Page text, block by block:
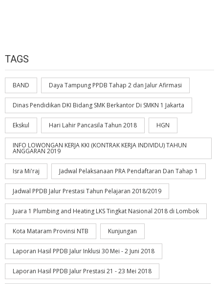
TAGS
BAND Daya Tampung PPDB Tahap 2 dan Jalur Afirmasi
Dinas Pendidikan DKI Bidang SMK Berkantor Di SMKN 1 Jakarta
Ekskul Hari Lahir Pancasila Tahun 2018 HGN
INFO LOWONGAN KERJA KKI (KONTRAK KERJA INDIVIDU) TAHUN
ANGGARAN 2019
Isra Mi'raj Jadwal Pelaksanaan PRA Pendaftaran Dan Tahap 1
Jadwal PPDB Jalur Prestasi Tahun Pelajaran 2018/2019
Juara 1 Plumbing and Heating LKS Tingkat Nasional 2018 di Lombok
Kota Mataram Provinsi NTB Kunjungan
Laporan Hasil PPDB Jalur Inklusi 30 Mei - 2 Juni 2018
Laporan Hasil PPDB Jalur Prestasi 21 - 23 Mei 2018